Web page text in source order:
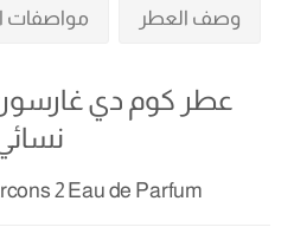
وصف العطر مواصفات
2 Eau de Parfum